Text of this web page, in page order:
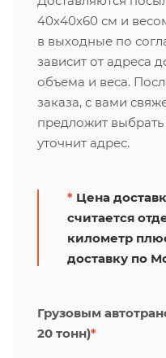
40х40х60 см и
в выходные по
зависит от адреса
объема и веса.
заказа, с вами
предложит
уточнит адрес.
* Цена
считается
километр
доставку по
Грузовым
20 тонн)*